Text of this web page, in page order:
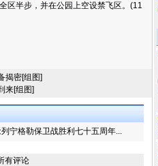
区半步，并在公园上空设禁飞区。(11
揭密[组图]
来[组图]
宁格勒保卫战胜利七十五周年...
有评论